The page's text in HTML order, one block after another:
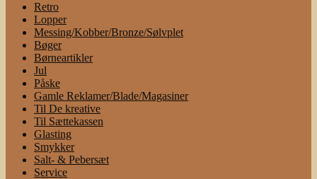
Retro
Lopper
Messing/Kobber/Bronze/Sølvplet
Bøger
Børneartikler
Jul
Påske
Gamle Reklamer/Blade/Magasiner
Til De kreative
Til Sættekassen
Glasting
Smykker
Salt- & Pebersæt
Service